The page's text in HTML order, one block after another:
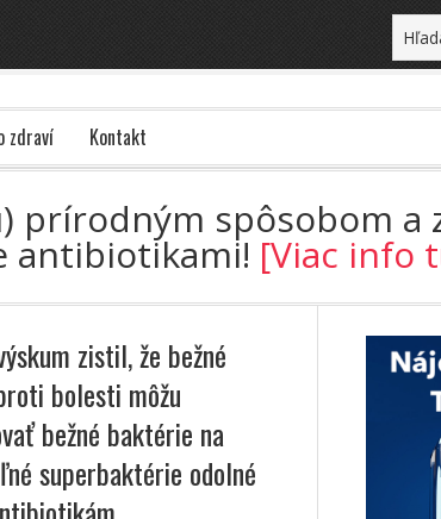
zdraví Kontakt
prírodným spôsobom a
antibiotikami! [Viac info
zistil, že bežné
bolesti môžu
bežné baktérie na
superbaktérie odolné